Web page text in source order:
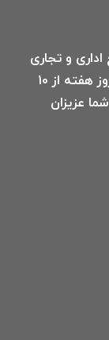
و تجاری
سرزمین آفتاب طبقه 2 واحد 206 .همه روز هفته از 10
عزیزان